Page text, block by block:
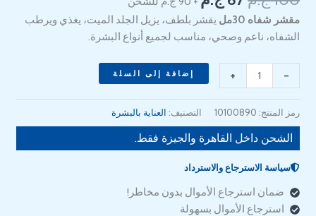
هو:
100 EGP.
هو:
67 EGP.
مقشر شفاه 30مل
يقشر بلطف، يزيل الجلد الميت، يغذي ويرطب
الشفاه، ناعم وصحي، مناسب لجميع أنواع البشرة.
-
Scrub
30ml
+ إضافة إلى السلة
رمز المنتج: 10100890 التصنيف: العناية بالبشرة
الشحن داخل القاهرة والجيزة فقط.
سياسة الاسترجاع والاسترداد
ضمان استرجاع الأموال بدون مخاطر!
استرجاع الأموال بسهولة